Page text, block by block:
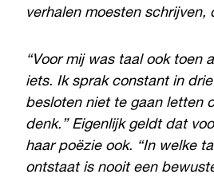
verhalen moesten schrijven,
“Voor mij was taal ook toen
iets. Ik sprak constant in
besloten niet te gaan letten
denk.” Eigenlijk geldt dat
haar poëzie ook. “In welke
ontstaat is nooit een